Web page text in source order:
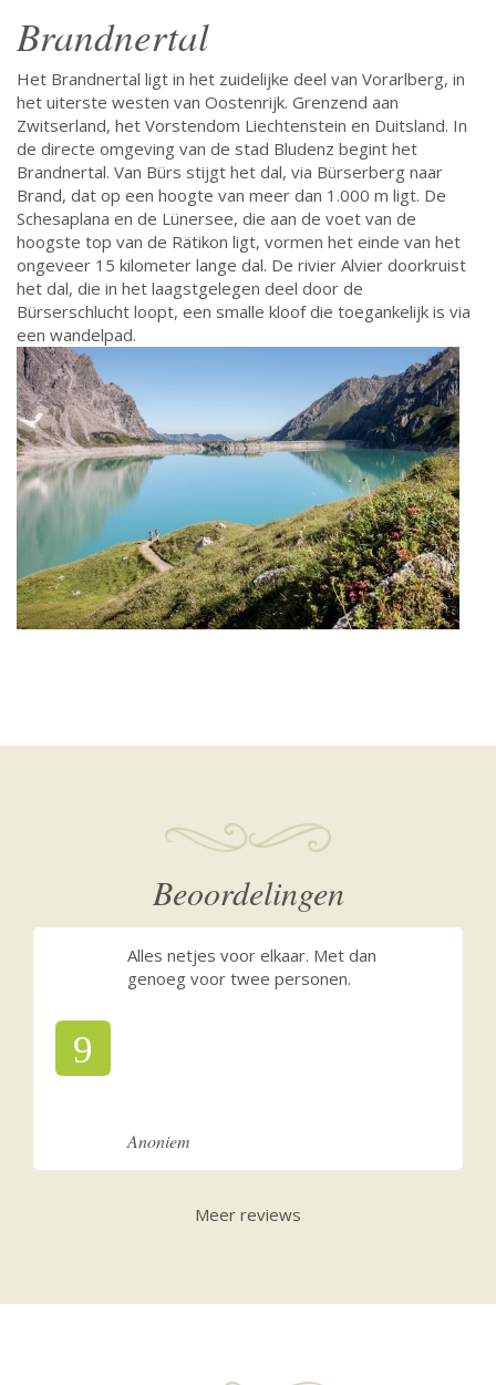
Brandnertal
Het Brandnertal ligt in het zuidelijke deel van Vorarlberg, in
het uiterste westen van Oostenrijk. Grenzend aan
Zwitserland, het Vorstendom Liechtenstein en Duitsland. In
de directe omgeving van de stad Bludenz begint het
Brandnertal. Van Bürs stijgt het dal, via Bürserberg naar
Brand, dat op een hoogte van meer dan 1.000 m ligt. De
Schesaplana en de Lünersee, die aan de voet van de
hoogste top van de Rätikon ligt, vormen het einde van het
ongeveer 15 kilometer lange dal. De rivier Alvier doorkruist
het dal, die in het laagstgelegen deel door de
Bürserschlucht loopt, een smalle kloof die toegankelijk is via
een wandelpad.
Beoordelingen
9
Alles netjes voor elkaar. Met dan
genoeg voor twee personen.
Anoniem
Meer reviews